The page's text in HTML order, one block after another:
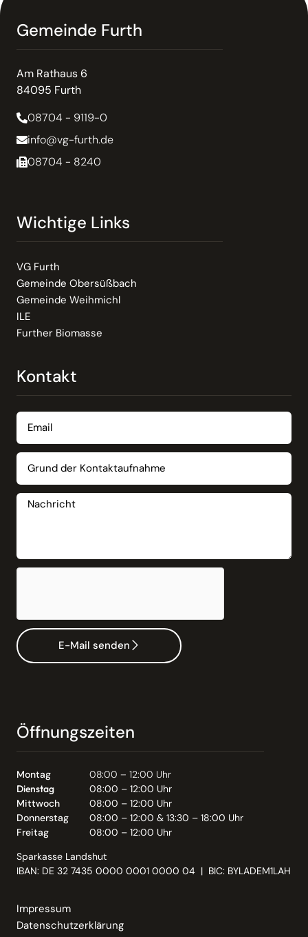
Gemeinde Furth
Am Rathaus 6
84095 Furth
08704 - 9119-0
info@vg-furth.de
08704 - 8240
Wichtige Links
VG Furth
Gemeinde Obersüßbach
Gemeinde Weihmichl
ILE
Further Biomasse
Kontakt
E-Mail senden
Öffnungszeiten
Montag
08:00 – 12:00 Uhr
Dienstag
08:00 – 12:00 Uhr
Mittwoch
08:00 – 12:00 Uhr
Donnerstag
08:00 – 12:00 & 13:30 – 18:00 Uhr
Freitag
08:00 – 12:00 Uhr
Sparkasse Landshut
IBAN: DE 32 7435 0000 0001 0000 04 | BIC: BYLADEM1LAH
Impressum
Datenschutzerklärung